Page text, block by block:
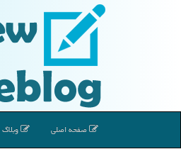
صفحه اصلی